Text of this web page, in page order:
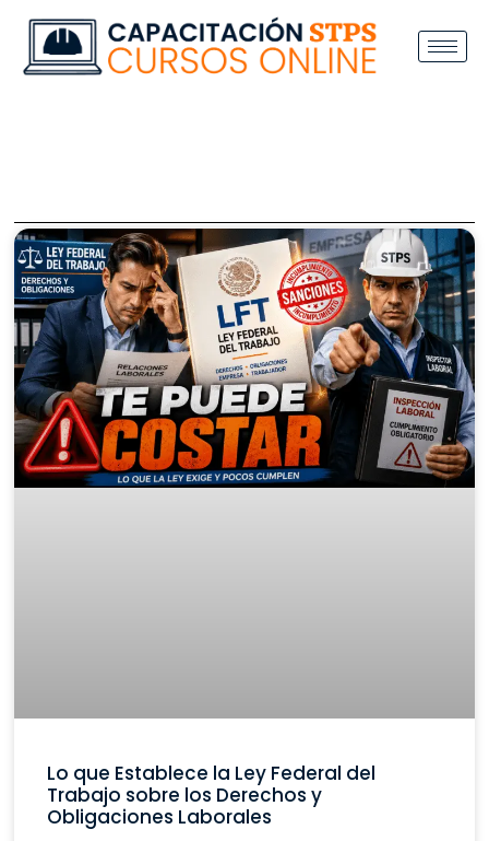
Lo que Establece la Ley Federal del
Trabajo sobre los Derechos y
Obligaciones Laborales